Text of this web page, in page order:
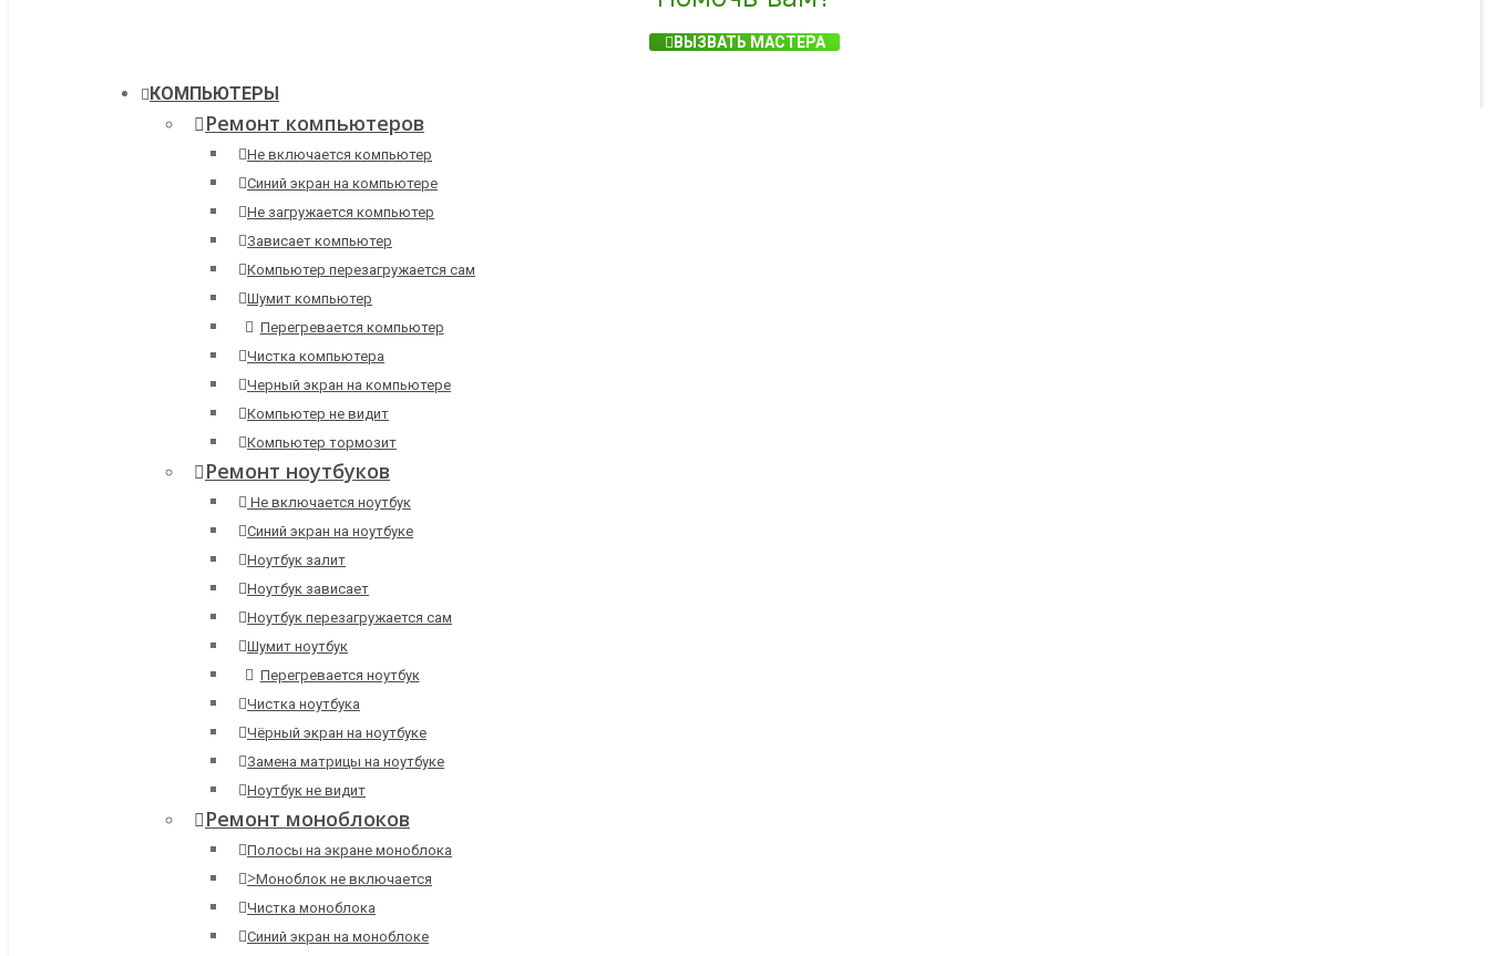
ВЫЗВАТЬ МАСТЕРА
КОМПЬЮТЕРЫ
Ремонт компьютеров
Не включается компьютер
Синий экран на компьютере
Не загружается компьютер
Зависает компьютер
Компьютер перезагружается сам
Шумит компьютер
Перегревается компьютер
Чистка компьютера
Черный экран на компьютере
Компьютер не видит
Компьютер тормозит
Ремонт ноутбуков
Не включается ноутбук
Синий экран на ноутбуке
Ноутбук залит
Ноутбук зависает
Ноутбук перезагружается сам
Шумит ноутбук
Перегревается ноутбук
Чистка ноутбука
Чёрный экран на ноутбуке
Замена матрицы на ноутбуке
Ноутбук не видит
Ремонт моноблоков
Полосы на экране моноблока
>Моноблок не включается
Чистка моноблока
Синий экран на моноблоке